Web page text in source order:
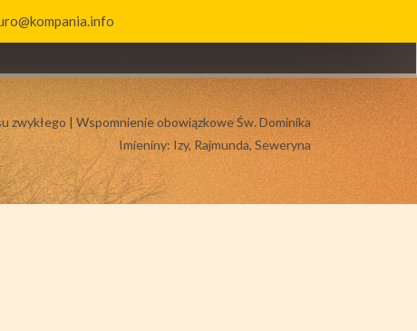
zwykłego | Wspomnienie obowiązkowe Św. Dominika
Imieniny: Izy, Rajmunda, Seweryna